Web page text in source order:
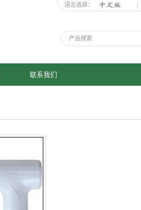
语言选择：
联系我们